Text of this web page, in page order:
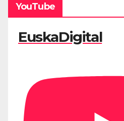
YouTube
EuskaDigital